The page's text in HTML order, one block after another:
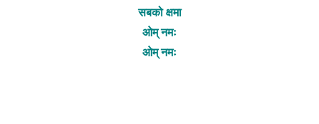
सबको क्षमा
ओम् नमः
ओम् नमः